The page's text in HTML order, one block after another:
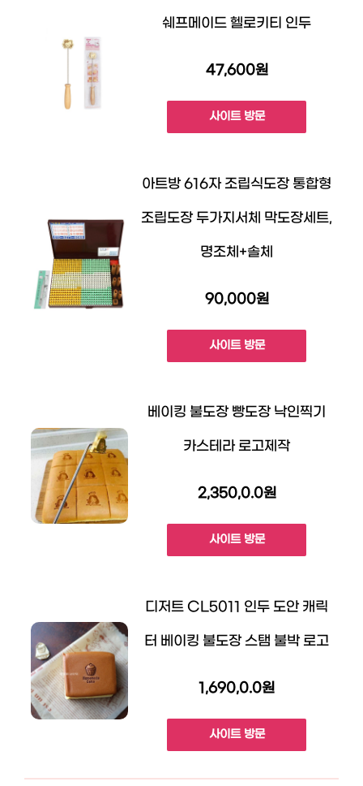
쉐프메이드 헬로키티 인두
47,600원
사이트 방문
아트방 616자 조립식도장 통합형
조립도장 두가지서체 막도장세트,
명조체+솔체
90,000원
사이트 방문
베이킹 불도장 빵도장 낙인찍기
카스테라 로고제작
2,350,0.0원
사이트 방문
디저트 CL5011 인두 도안 캐릭
터 베이킹 불도장 스탬 불박 로고
1,690,0.0원
사이트 방문